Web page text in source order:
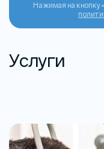
Нажимая на кнопку
Услуги